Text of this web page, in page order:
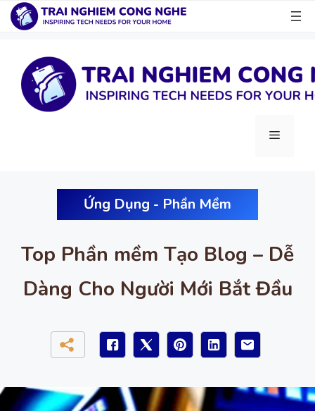
dung
Menu
Ứng Dụng - Phần Mềm
Top Phần mềm Tạo Blog – Dễ
Dàng Cho Người Mới Bắt Đầu